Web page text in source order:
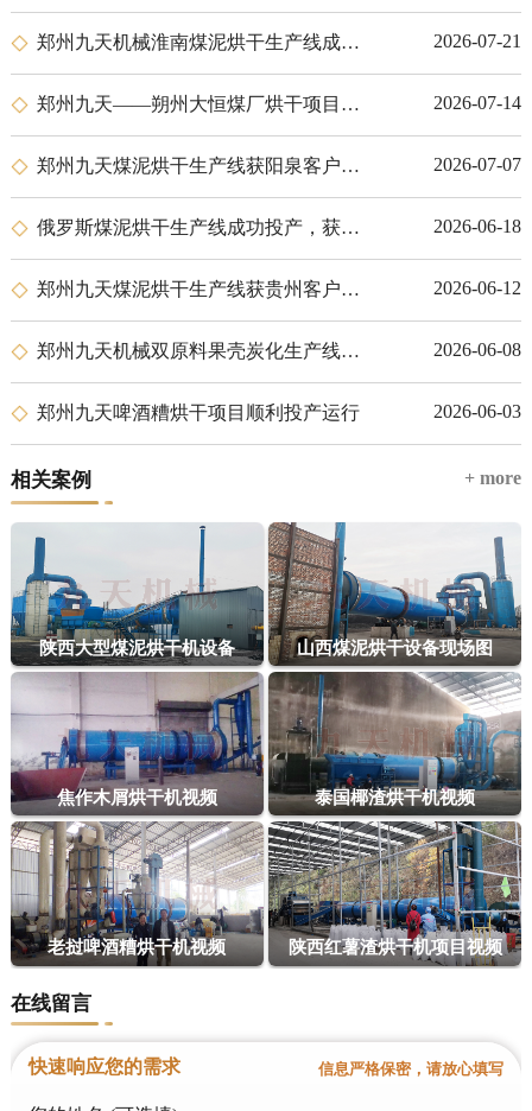
郑州九天机械淮南煤泥烘干生产线成功投产交付 2026-07-21
郑州九天——朔州大恒煤厂烘干项目圆满交付 2026-07-14
郑州九天煤泥烘干生产线获阳泉客户高度认可，顺利投产 2026-07-07
俄罗斯煤泥烘干生产线成功投产，获客户高度赞誉 2026-06-18
郑州九天煤泥烘干生产线获贵州客户高度认可，顺利投产 2026-06-12
郑州九天机械双原料果壳炭化生产线落户肯尼亚尼耶利 2026-06-08
郑州九天啤酒糟烘干项目顺利投产运行 2026-06-03
相关案例 + more
陕西大型煤泥烘干机设备 山西煤泥烘干设备现场图
焦作木屑烘干机视频 泰国椰渣烘干机视频
老挝啤酒糟烘干机视频 陕西红薯渣烘干机项目视频
在线留言
快速响应您的需求 信息严格保密，请放心填写